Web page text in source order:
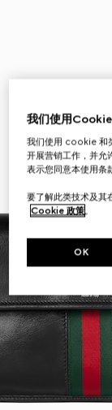
我们使用Cookie
我们使用 cookie 和
开展营销工作，并允
表示您同意本使用条
要了解此类技术及其
Cookie 政策。
OK